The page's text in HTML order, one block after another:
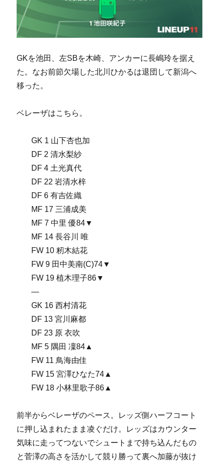
GKを池田、左SBを木崎、アンカーに長嶋玲を据え
た。なお前節欠場した北川ひかるは退団して新潟へ
移った。
ベレーザはこちら。
GK 1 山下杏也加
DF 2 清水梨紗
DF 4 土光真代
DF 22 岩清水梓
DF 6 有吉佐織
MF 17 三浦成美
MF 7 中里 優84▼
MF 14 長谷川 唯
FW 10 籾木結花
FW 9 田中美南(C)74▼
FW 19 植木理子86▼
—
GK 16 西村清花
DF 13 宮川麻都
DF 23 原 衣吹
MF 5 隅田 凜84▲
FW 11 鳥海由佳
FW 15 宮澤ひなた74▲
FW 18 小林里歌子86▲
前半からベレーザのペース。レッズ側ハーフコート
に押し込まれたまま凌ぐだけ。レッズはカウンター
気味に走ってつないでシュートまで持ち込んだもの
と菅澤の高さを活かして競り勝って裏へ加藤が抜け